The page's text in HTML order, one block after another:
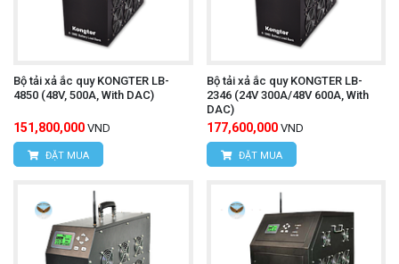
Bộ tải xả ắc quy KONGTER LB-
4850 (48V, 500A, With DAC)
151,800,000 VND
ĐẶT MUA
Bộ tải xả ắc quy KONGTER LB-
2346 (24V 300A/48V 600A, With
DAC)
177,600,000 VND
ĐẶT MUA